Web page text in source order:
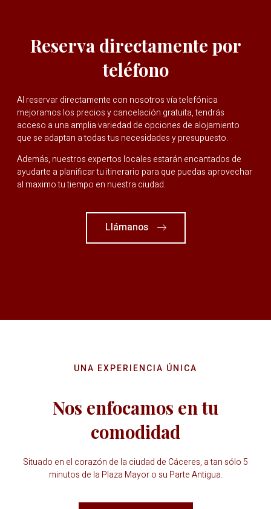
Reserva directamente por
teléfono
Al reservar directamente con nosotros vía telefónica
mejoramos los precios y cancelación gratuita, tendrás
acceso a una amplia variedad de opciones de alojamiento
que se adaptan a todas tus necesidades y presupuesto.
Además, nuestros expertos locales estarán encantados de
ayudarte a planificar tu itinerario para que puedas aprovechar
al maximo tu tiempo en nuestra ciudad.
Llámanos
UNA EXPERIENCIA ÚNICA
Nos enfocamos en tu
comodidad
Situado en el corazón de la ciudad de Cáceres, a tan sólo 5
minutos de la Plaza Mayor o su Parte Antigua.